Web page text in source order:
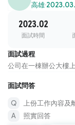
高雄·
2023.02
面試時間
面試過程
公司在一棟辦公大樓
面試問答
上份工作內容及
照實回答